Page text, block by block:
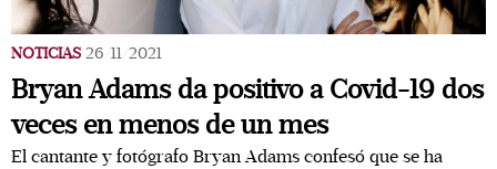
NOTICIAS 26/11/2021
Bryan Adams da positivo a Covid-19 dos
veces en menos de un mes
El cantante y fotógrafo Bryan Adams confesó que se ha